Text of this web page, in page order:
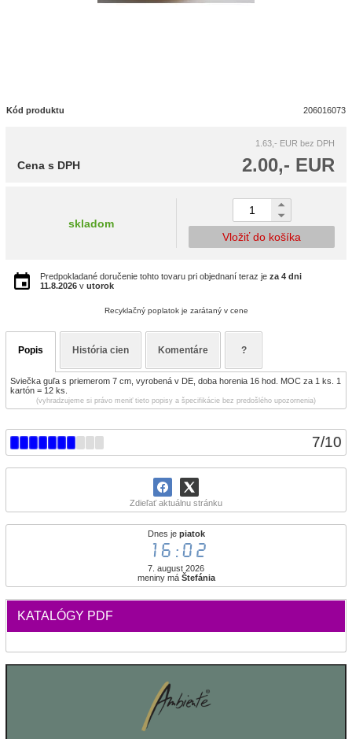
7/10
Zdieľať aktuálnu stránku
Dnes je piatok
16:02
7. august 2026
meniny má Štefánia
KATALÓGY PDF
Kód produktu 206016073
1.63,- EUR bez DPH
2.00,- EUR
Cena s DPH
skladom
Vložiť do košíka
Predpokladané doručenie tohto tovaru pri objednaní teraz je za 4 dni
11.8.2026 v utorok
Recyklačný poplatok je zarátaný v cene
Popis História cien Komentáre ?
Sviečka guľa s priemerom 7 cm, vyrobená v DE, doba horenia 16 hod. MOC za 1 ks. 1
kartón = 12 ks.
(vyhradzujeme si právo meniť tieto popisy a špecifikácie bez predošlého upozornenia)